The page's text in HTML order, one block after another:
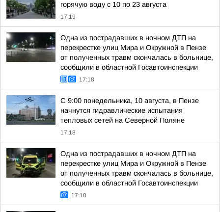
горячую воду с 10 по 23 августа
17:19
Одна из пострадавших в ночном ДТП на
перекрестке улиц Мира и Окружной в Пензе
от полученных травм скончалась в больнице,
сообщили в областной Госавтоинспекции
17:18
С 9:00 понедельника, 10 августа, в Пензе
начнутся гидравлические испытания
тепловых сетей на Северной Поляне
17:18
Одна из пострадавших в ночном ДТП на
перекрестке улиц Мира и Окружной в Пензе
от полученных травм скончалась в больнице,
сообщили в областной Госавтоинспекции
17:10